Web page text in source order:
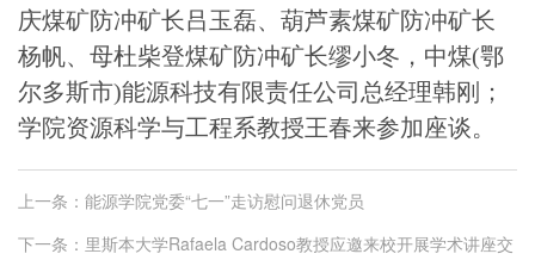
庆煤矿防冲矿长吕玉磊、葫芦素煤矿防冲矿长
杨帆、母杜柴登煤矿防冲矿长缪小冬，中煤(鄂
尔多斯市)能源科技有限责任公司总经理韩刚；
学院资源科学与工程系教授王春来参加座谈。
上一条： 能源学院党委“七一”走访慰问退休党员
下一条： 里斯本大学Rafaela Cardoso教授应邀来校开展学术讲座交